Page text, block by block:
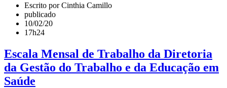
Escrito por Cinthia Camillo
publicado
10/02/20
17h24
Escala Mensal de Trabalho da Diretoria
da Gestão do Trabalho e da Educação em
Saúde